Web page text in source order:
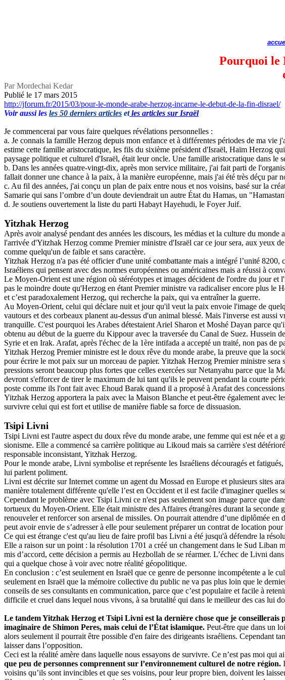
Pourquoi le
ParMordechai Kedar
Publié le 17 mars 2015
http://jforum.fr/2015/03/pour-le-monde-arabe-herzog-incarne-le-debut-de-la-fin-disrael/
Voir aussi les les 50 derniers articles et les articles sur Israël
Je commencerai par vous faire quelques révélations personnelles :
a. Je connais la famille Herzog depuis mon enfance et à différentes périodes de ma
estime cette famille aristocratique, les fils du sixième président d'Israël, Haïm Herzog
paysage politique et culturel d'Israël, était leur oncle. Une famille aristocratique dans le
b. Dans les années quatre-vingt-dix, après mon service militaire, j'ai fait parti de
fallait donner une chance à la paix, à la manière européenne, mais j'ai été très déçu par
c. Au fil des années, j'ai conçu un plan de paix entre nous et nos voisins, basé sur la
Samarie qui sans l’ombre d’un doute deviendrait un autre État du Hamas, un "Hamastan
d. Je soutiens ouvertement la liste du parti Habayt Hayehudi, le Foyer Juif.
Yitzhak Herzog
Après avoir analysé pendant des années les discours, les médias et la culture du
l'arrivée d'Yitzhak Herzog comme Premier ministre d'Israël car ce jour sera, aux yeux
comme quelqu'un de faible et sans caractère.
Yitzhak Herzog n'a pas été officier d'une unité combattante mais a intégré l’unité 8200,
Israéliens qui pensent avec des normes européennes ou américaines mais a réussi à
Le Moyen-Orient est une région où stéréotypes et images décident de l'ordre du jour
pas le moindre doute qu'Herzog en étant Premier ministre va radicaliser encore plus le
et c’est paradoxalement Herzog, qui recherche la paix, qui va entraîner la guerre.
Au Moyen-Orient, celui qui déclare nuit et jour qu'il veut la paix envoie l'image de
vautours et des corbeaux planent au-dessus d'un animal blessé. Mais l'inverse est
tranquille. C'est pourquoi les Arabes détestaient Ariel Sharon et Moshé Dayan parce
obtenu au début de la guerre du Kippour avec la traversée du Canal de Suez. Hussein
Syrie et en Irak. Arafat, après l'échec de la 1ère intifada a accepté un traité, non pas de
Yitzhak Herzog Premier ministre est le doux rêve du monde arabe, la preuve que la
pour écrire le mot paix sur un morceau de papier. Yitzhak Herzog Premier ministre sera
pressions seront beaucoup plus fortes que celles exercées sur Netanyahu parce que la
devront s'efforcer de tirer le maximum de lui tant qu'ils le peuvent pendant la courte
poste comme ils l'ont fait avec Ehoud Barak quand il a proposé à Arafat des
Yitzhak Herzog apportera la paix avec la Maison Blanche et peut-être également avec
survivre celui qui est fort et utilise de manière fiable sa force de dissuasion.
Tsipi Livni
Tsipi Livni est l'autre aspect du doux rêve du monde arabe, une femme qui est née et
sionisme. Elle a commencé sa carrière politique au Likoud mais sa carrière s'est
responsable inconsistant, Yitzhak Herzog.
Pour le monde arabe, Livni symbolise et représente les Israéliens découragés et
lui parlent poliment.
Livni est décrite sur Internet comme un agent du Mossad en Europe et plusieurs sites
manière totalement différente qu'elle l’est en Occident et il est facile d'imaginer quelles
Cependant le problème avec Tsipi Livni ce n'est pas seulement son image parce que
tortueux du Moyen-Orient. Elle était ministre des Affaires étrangères durant la
renouveler et renforcer son arsenal de missiles. On pourrait attendre d’une diplômée
peut avoir envie de s’adresser à elle pour seulement préparer un contrat de location pour
Ce qui est étrange c'est qu'au lieu de faire profil bas Livni a été jusqu'à défendre la
Elle a raison sur un point : la résolution 1701 a créé un changement dans le Sud Liban
mis d’accord, cette décision a permis au Hezbollah de se réarmer. L’échec de Livni
qui a quelque chose à voir avec notre réalité géopolitique.
En conclusion : c’est seulement en Israël que ce genre de personne incompétente a le
seulement en Israël que la mémoire collective du public ne va pas plus loin que le
conseils de ses consultants en communication, parce que c’est populaire et facile à
difficile et cruel dans lequel nous vivons, à sa brutalité qui dans le meilleur des cas lui
Le tandem Yitzhak Herzog et Tsipi Livni est la dernière chose que je
imaginaire de Shimon Peres, mais celui de l’État islamique. Peut-être que dans un
alors seulement il pourrait être possible d'en faire des dirigeants israéliens. Cependant
laisser dans l’opposition.
Ceci est la réalité amère dans laquelle nous essayons de survivre. Ce n’est pas moi qui
que peu de personnes comprennent sur l’environnement culturel de notre région.
voisins qu’ils sont invincibles et que ses voisins, pour leur propre bien, doivent les